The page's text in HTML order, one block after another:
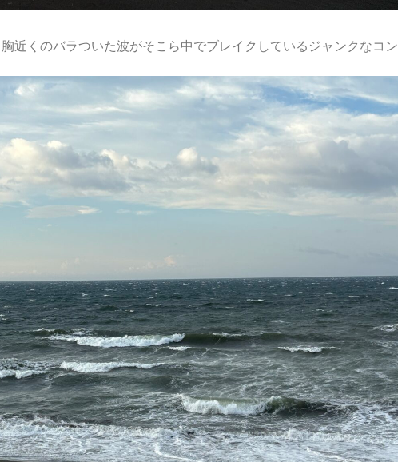
近くのバラついた波がそこら中でブレイクしているジャンクなコン